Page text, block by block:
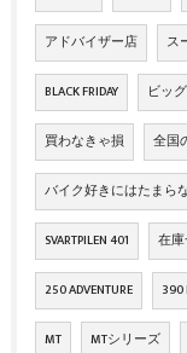
アドバイザー店 ス
BLACK FRIDAY ビッ
買わなきゃ損 全国
バイク好きにはたまら
SVARTPILEN 401 在
250 ADVENTURE 390
MT MTシリーズ